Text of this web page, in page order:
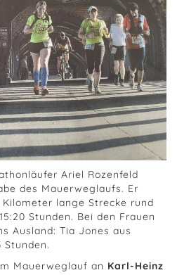
Ariel Rozenfeld
des Mauerweglaufs. Er
lange Strecke rund
Stunden. Bei den Frauen
Ausland: Tia Jones aus
Stunden.
Mauerweglauf an Karl-Heinz